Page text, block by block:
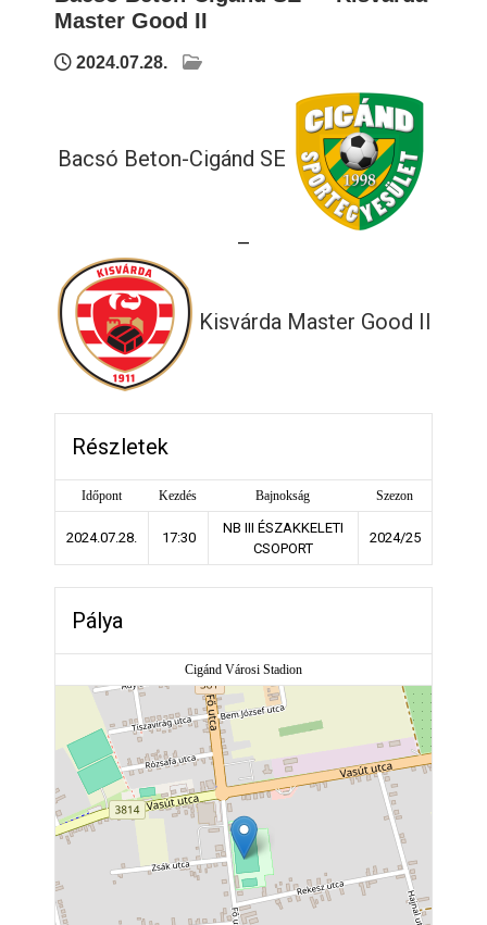
Master Good II
2024.07.28.
Bacsó Beton-Cigánd SE
—
Kisvárda Master Good II
Részletek
Időpont Kezdés Bajnokság Szezon
2024.07.28. 17:30
NB III ÉSZAKKELETI
CSOPORT
2024/25
Pálya
Cigánd Városi Stadion